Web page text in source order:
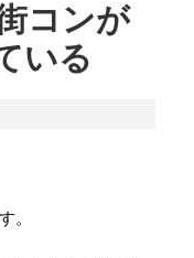
コンが
いる
。